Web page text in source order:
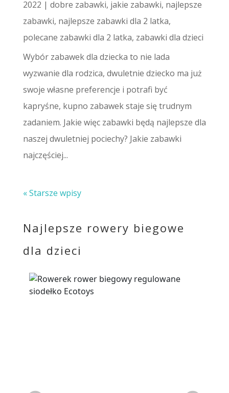
2022 | dobre zabawki, jakie zabawki, najlepsze
zabawki, najlepsze zabawki dla 2 latka,
polecane zabawki dla 2 latka, zabawki dla dzieci
Wybór zabawek dla dziecka to nie lada
wyzwanie dla rodzica, dwuletnie dziecko ma już
swoje własne preferencje i potrafi być
kapryśne, kupno zabawek staje się trudnym
zadaniem. Jakie więc zabawki będą najlepsze dla
naszej dwuletniej pociechy? Jakie zabawki
najczęściej...
« Starsze wpisy
Najlepsze rowery biegowe
dla dzieci